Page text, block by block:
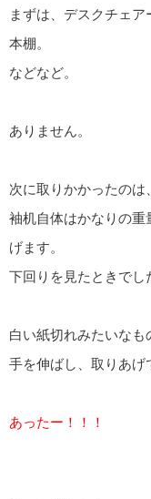
まずは、デスクチェア
本棚。
などなど。
ありません。
次に取りかかったのは
袖机自体はかなりの重
げます。
下回りを見たときでし
白い紙切れみたいなも
手を伸ばし、取りあげ
あったー！！！